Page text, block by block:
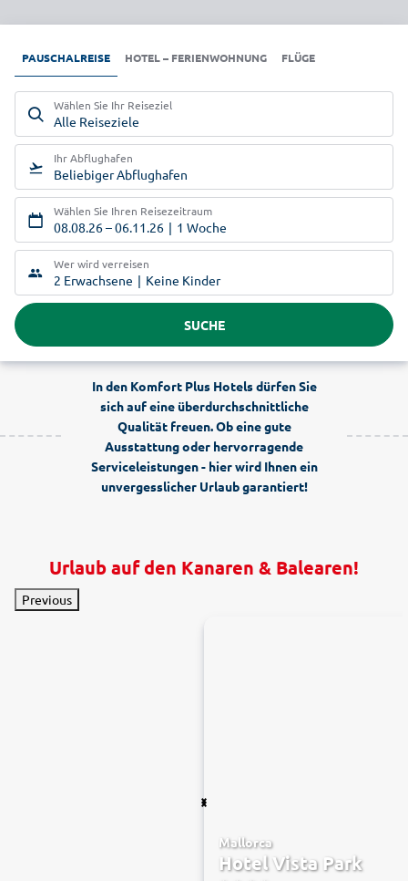
PAUSCHALREISE HOTEL – FERIENWOHNUNG FLÜGE
Wählen Sie Ihr Reiseziel
Alle Reiseziele
Ihr Abflughafen
Beliebiger Abflughafen
Wählen Sie Ihren Reisezeitraum
08.08.26–06.11.26 1 Woche
Wer wird verreisen
2 Erwachsene Keine Kinder
SUCHE
In den Komfort Plus Hotels dürfen Sie
sich auf eine überdurchschnittliche
Qualität freuen. Ob eine gute
Ausstattung oder hervorragende
Serviceleistungen - hier wird Ihnen ein
unvergesslicher Urlaub garantiert!
Urlaub auf den Kanaren & Balearen!
Previous
Mallorca
Hotel Vista Park